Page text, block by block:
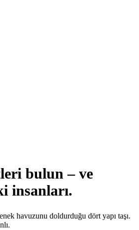
bulun – ve
insanları.
havuzunu doldurduğu dört yapı taşı.